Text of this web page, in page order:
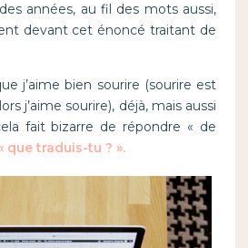
années, au fil des mots aussi,
devant cet énoncé traitant de
j’aime bien sourire (sourire est
j’aime sourire), déjà, mais aussi
fait bizarre de répondre « de
que traduis-tu ? ».